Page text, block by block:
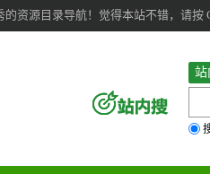
资源目录导航！觉得本站不错，请按
站